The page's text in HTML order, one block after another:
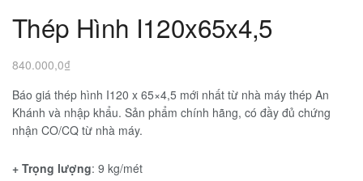
Thép Hình I120x65x4,5
840.000,0₫
Báo giá thép hình I120 x 65×4,5 mới nhất từ nhà máy thép An
Khánh và nhập khẩu. Sản phẩm chính hãng, có đầy đủ chứng
nhận CO/CQ từ nhà máy.
+ Trọng lượng: 9 kg/mét